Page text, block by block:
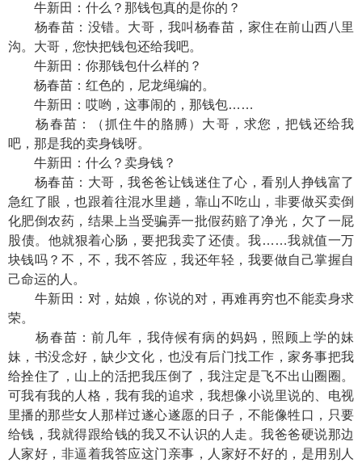
牛新田：什么？那钱包真的是你的？
杨春苗：没错。大哥，我叫杨春苗，家住在前山西八里
沟。大哥，您快把钱包还给我吧。
牛新田：你那钱包什么样的？
杨春苗：红色的，尼龙绳编的。
牛新田：哎哟，这事闹的，那钱包……
杨春苗：（抓住牛的胳膊）大哥，求您，把钱还给我
吧，那是我的卖身钱呀。
牛新田：什么？卖身钱？
杨春苗：大哥，我爸爸让钱迷住了心，看别人挣钱富了
急红了眼，也跟着往混水里趟，靠山不吃山，非要做买卖倒
化肥倒农药，结果上当受骗弄一批假药赔了净光，欠了一屁
股债。他就狠着心肠，要把我卖了还债。我……我就值一万
块钱吗？不，不，我不答应，我还年轻，我要做自己掌握自
己命运的人。
牛新田：对，姑娘，你说的对，再难再穷也不能卖身求
荣。
杨春苗：前几年，我侍候有病的妈妈，照顾上学的妹
妹，书没念好，缺少文化，也没有后门找工作，家务事把我
给拴住了，山上的活把我压倒了，我注定是飞不出山圈圈。
可我有我的人格，我有我的追求，我想像小说里说的、电视
里播的那些女人那样过遂心遂愿的日子，不能像牲口，只要
给钱，我就得跟给钱的我又不认识的人走。我爸爸硬说那边
人家好，非逼着我答应这门亲事，人家好不好的，是用别人